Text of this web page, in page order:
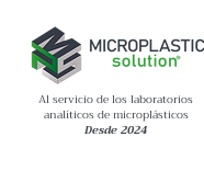
Al servicio de los laboratorios
analíticos de microplásticos
Desde 2024